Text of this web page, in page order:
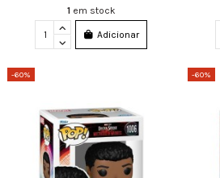
1 em stock
Adicionar
-60% -60%